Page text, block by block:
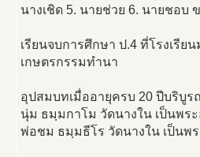
นางเชิด 5. นายช่วย 6. นายชอบ
เรียนจบการศึกษา ป.4 ที่โรงเรี
เกษตรกรรมทำนา
อุปสมบทเมื่ออายุครบ 20 ปีบริบู
นุ่ม ธมฺมกาโม วัดนางใน เป็นพร
พ่อชม ธมฺมธีโร วัดนางใน เป็นพ